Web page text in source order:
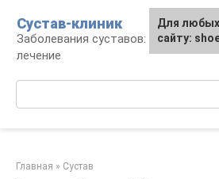
контенту
Сустав-клиник
Заболевания суставов:
лечение
Главная » Сустав
Для
сайту: